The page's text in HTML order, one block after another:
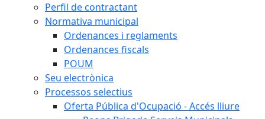
Perfil de contractant
Normativa municipal
Ordenances i reglaments
Ordenances fiscals
POUM
Seu electrònica
Processos selectius
Oferta Pública d'Ocupació - Accés lliure